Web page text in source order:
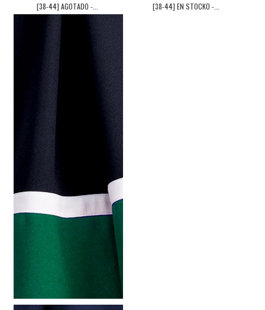
[38-44] AGOTADO -... [38-44] EN STOCKO -...